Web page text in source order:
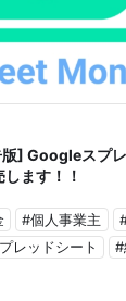
] Googleスプ
ます！！
#個人事業主
レッドシート #